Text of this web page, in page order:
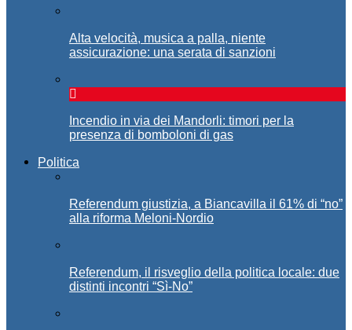
Alta velocità, musica a palla, niente
assicurazione: una serata di sanzioni
Incendio in via dei Mandorli: timori per la
presenza di bomboloni di gas
Politica
Referendum giustizia, a Biancavilla il 61% di “no”
alla riforma Meloni-Nordio
Referendum, il risveglio della politica locale: due
distinti incontri “Sì-No”